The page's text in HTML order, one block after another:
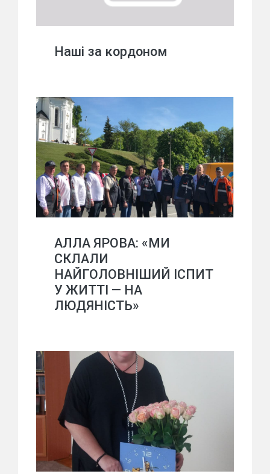
Наші за кордоном
АЛЛА ЯРОВА: «МИ
СКЛАЛИ
НАЙГОЛОВНІШИЙ ІСПИТ
У ЖИТТІ — НА
ЛЮДЯНІСТЬ»